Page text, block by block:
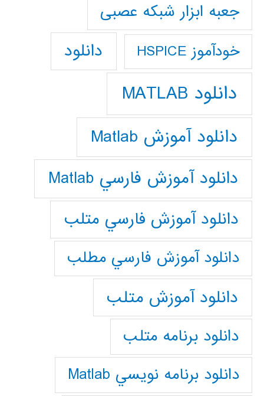
جعبه ابزار شبکه عصبی
خودآموز HSPICE دانلود
دانلود MATLAB
دانلود آموزش Matlab
دانلود آموزش فارسي Matlab
دانلود آموزش فارسي متلب
دانلود آموزش فارسي مطلب
دانلود آموزش متلب
دانلود برنامه متلب
دانلود برنامه نويسي Matlab